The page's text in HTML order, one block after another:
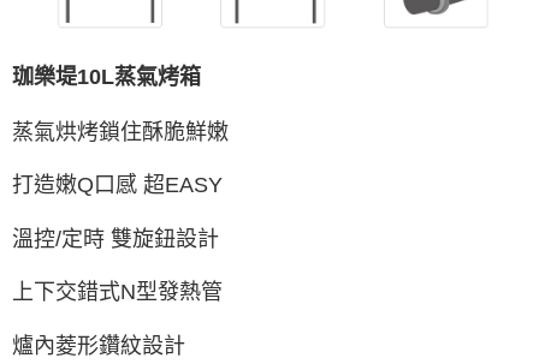
珈樂堤10L蒸氣烤箱
蒸氣烘烤鎖住酥脆鮮嫩
打造嫩Q口感 超EASY
溫控/定時 雙旋鈕設計
上下交錯式N型發熱管
爐內菱形鑽紋設計